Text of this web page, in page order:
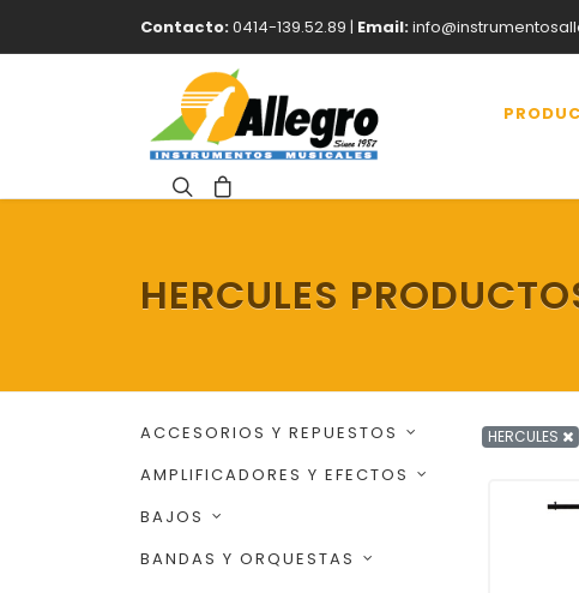
Contacto:0414-139.52.89 | Email:
HERCULES
ACCESORIOS Y REPUESTOS
AMPLIFICADORES Y EFECTOS
BAJOS
BANDAS Y ORQUESTAS
HERCULES